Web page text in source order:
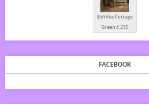
Skříňka Cottage
Green č. 215
FACEBOOK